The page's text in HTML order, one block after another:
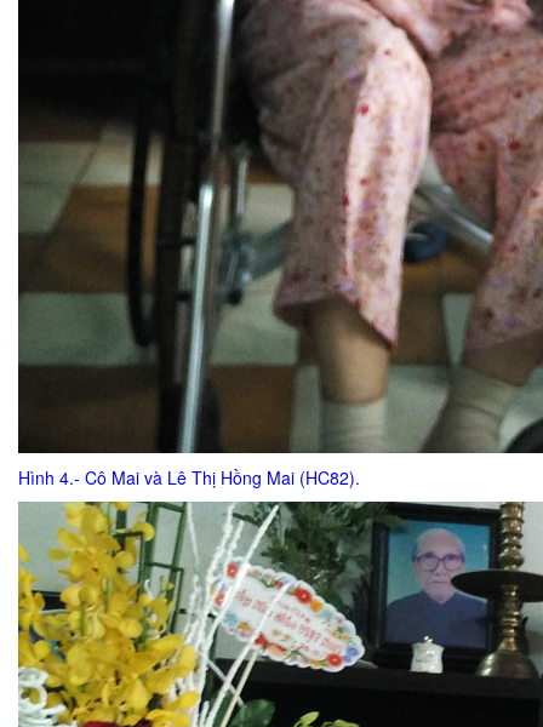
Hình 4.- Cô Mai và Lê Thị Hồng Mai (HC82).